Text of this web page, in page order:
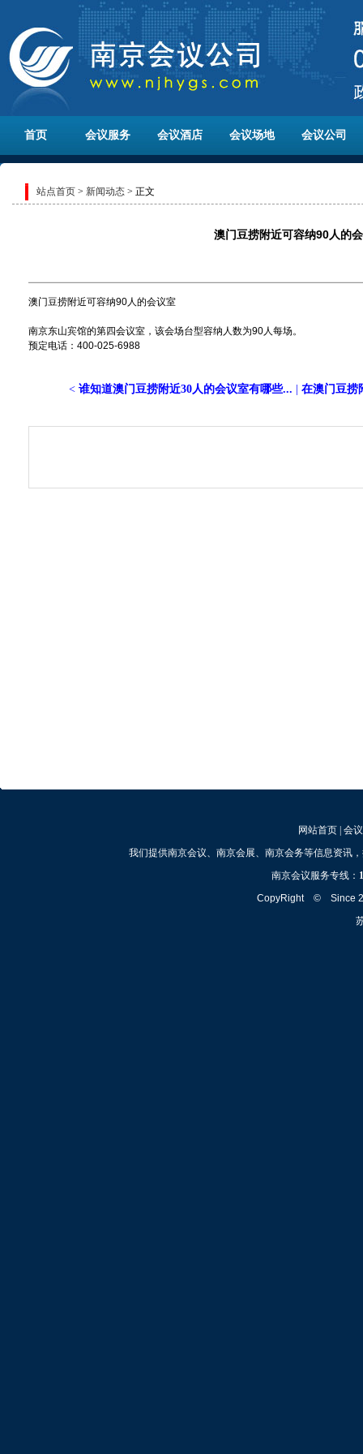
首页 会议服务 会议酒店 会议场地 会议公司
站点首页 > 新闻动态 > 正文
澳门豆捞附近可容纳90人的
澳门豆捞附近可容纳90人的会议室
南京东山宾馆的第四会议室，该会场台型容纳人数为90人每场。
预定电话：400-025-6988
< 谁知道澳门豆捞附近30人的会议室有哪些... 在澳门豆捞
网站首页| 会
我们提供南京会议、南京会展、南京会务等信息资讯
南京会议服务专线：
CopyRight © Since